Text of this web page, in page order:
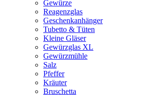
Gewürze
Reagenzglas
Geschenkanhänger
Tubetto & Tüten
Kleine Gläser
Gewürzglas XL
Gewürzmühle
Salz
Pfeffer
Kräuter
Bruschetta